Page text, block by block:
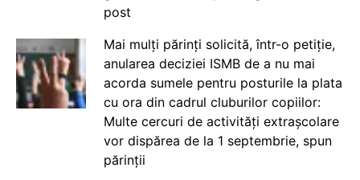
post
Mai mulți părinți solicită, într-o petiție,
anularea deciziei ISMB de a nu mai
acorda sumele pentru posturile la plata
cu ora din cadrul cluburilor copiilor:
Multe cercuri de activități extrașcolare
vor dispărea de la 1 septembrie, spun
părinții